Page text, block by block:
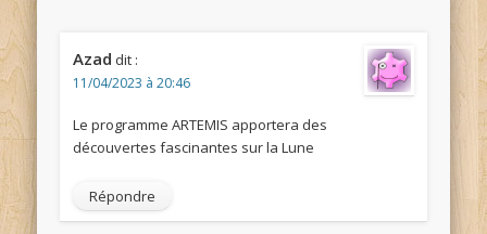
Azad dit :
11/04/2023 à 20:46
Le programme ARTEMIS apportera des
découvertes fascinantes sur la Lune
Répondre